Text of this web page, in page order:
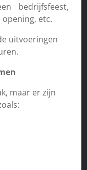
bedrijfsfeest,
etc.
uitvoeringen
maar er zijn